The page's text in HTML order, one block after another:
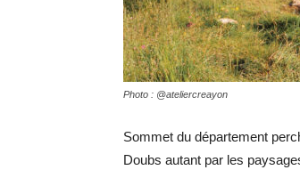
Photo : @ateliercreayon
Sommet du département
Doubs autant par les